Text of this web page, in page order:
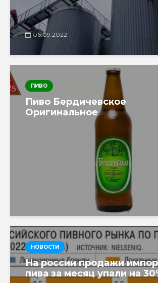
06.09.2022
ПИВО
Пиво Бердичевское
Оригинальное
НОВОСТИ
На россии продажи
пива за месяц упали на